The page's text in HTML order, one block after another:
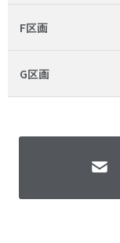
F区画
G区画